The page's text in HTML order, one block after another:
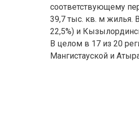
соответствующему
39,7 тыс. кв. м жилья.
22,5%) и
В целом в 17 из 20
Мангистауской и